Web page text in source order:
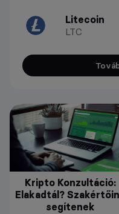
Litecoin
LTC
Kripto Konzultáció:
Elakadtál?
segítenek